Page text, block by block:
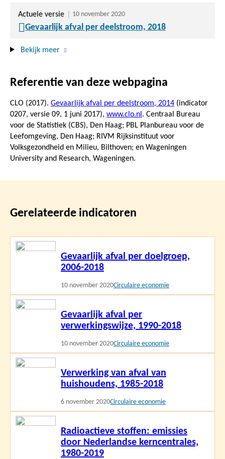
Actuele versie 10 november 2020
Gevaarlijk afval per deelstroom, 2018
Bekijk meer
Referentie van deze webpagina
CLO (2017). Gevaarlijk afval per deelstroom, 2014 (indicator
0207, versie 09, 1 juni 2017), www.clo.nl . Centraal Bureau
voor de Statistiek (CBS), Den Haag; PBL Planbureau voor de
Leefomgeving, Den Haag; RIVM Rijksinstituut voor
Volksgezondheid en Milieu, Bilthoven; en Wageningen
University and Research, Wageningen.
Gerelateerde indicatoren
Gevaarlijk afval per doelgroep,
2006-2018
10 november 2020Circulaire economie
Lees
Gevaarlijk afval per
verwerkingswijze, 1990-2018
10 november 2020Circulaire economie
Lees
Verwerking van afval van
huishoudens, 1985-2018
6 november 2020Circulaire economie
Lees
Radioactieve stoffen: emissies
door Nederlandse kerncentrales,
1980-2019
Lees